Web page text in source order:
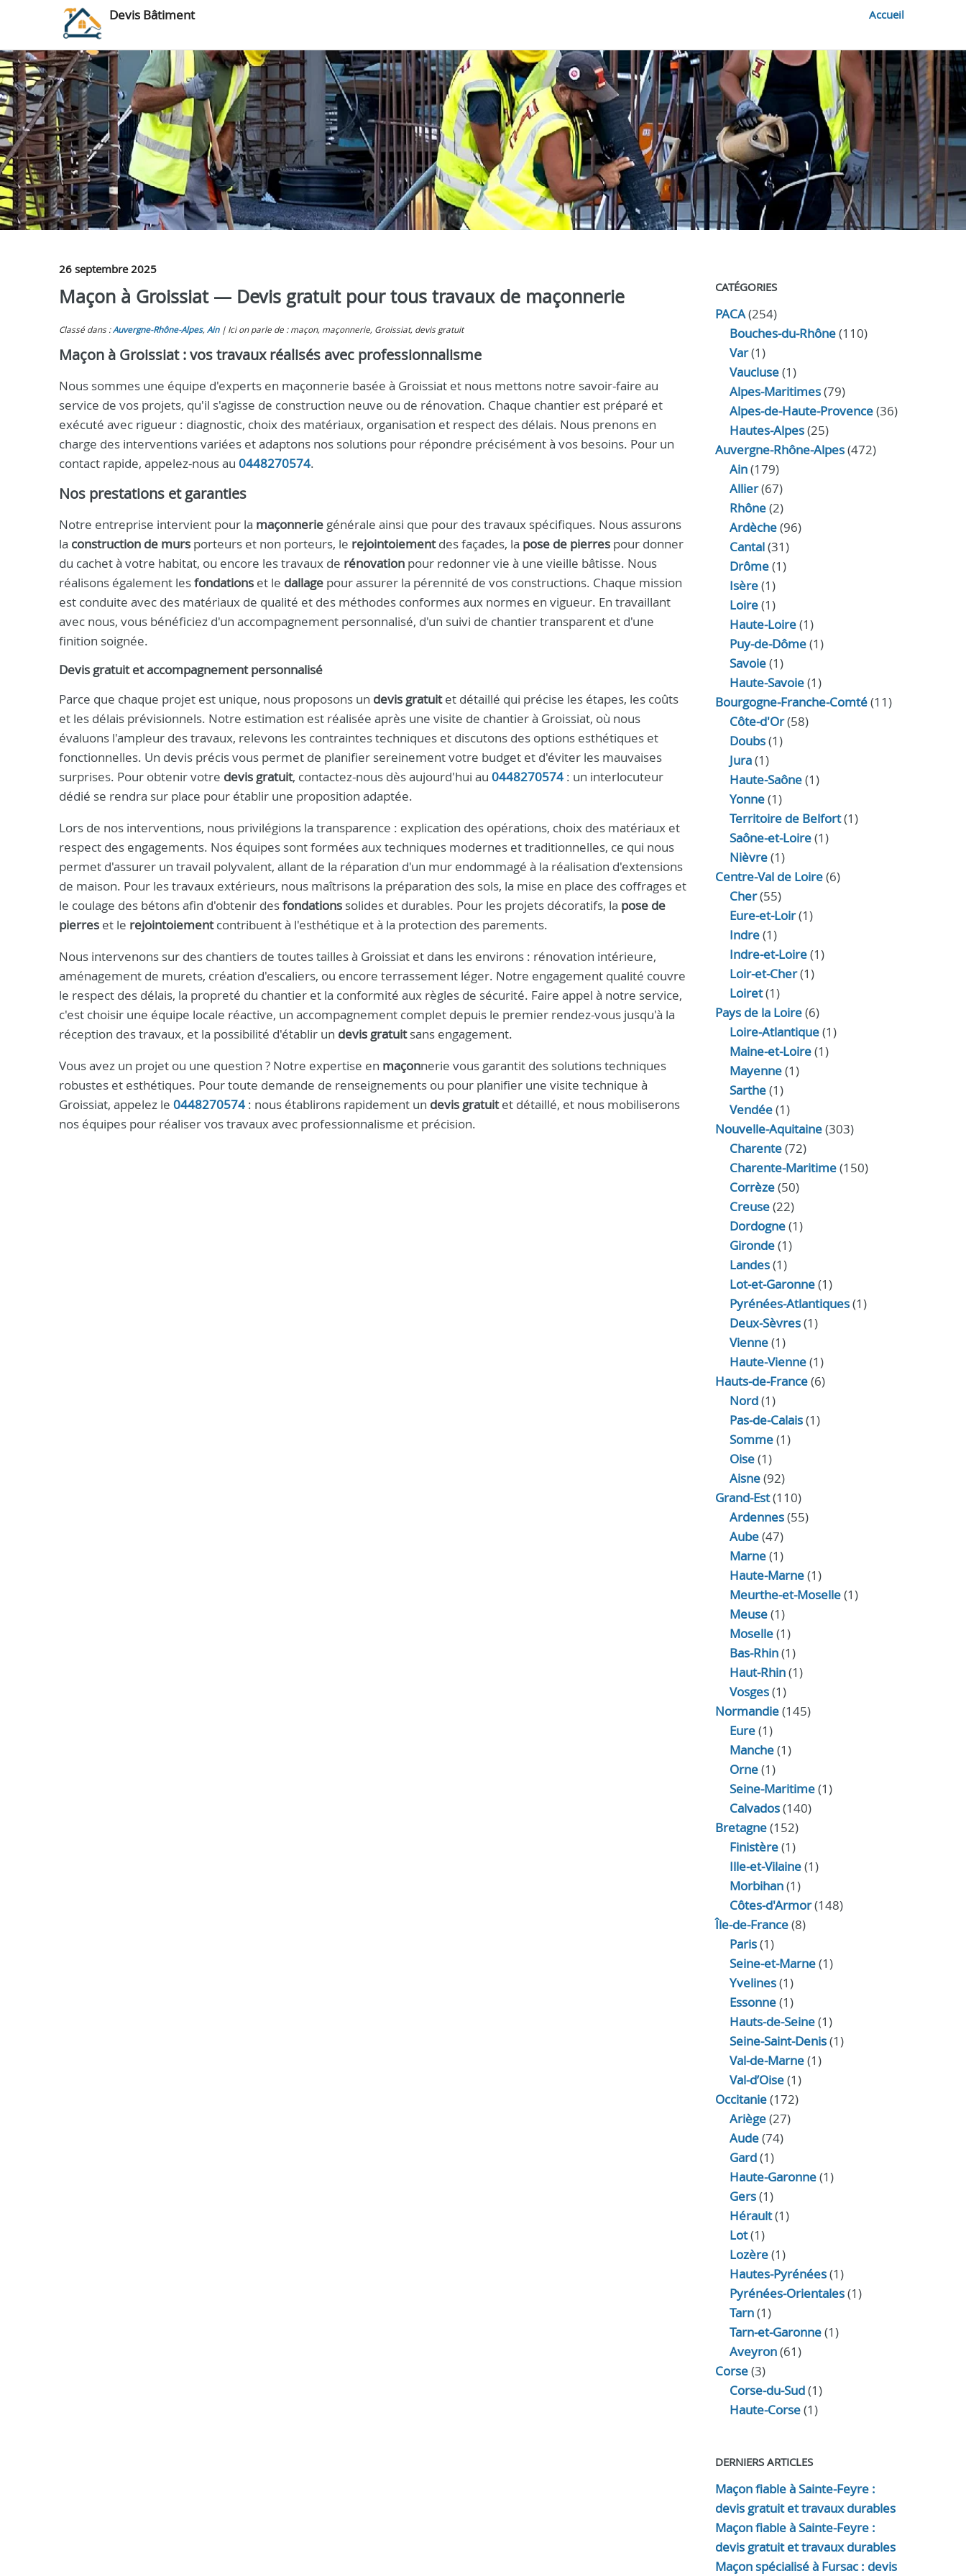
Devis Bâtiment Accueil
26 septembre 2025
Maçon à Groissiat — Devis gratuit pour tous travaux de maçonnerie
Classé dans :Auvergne-Rhône-Alpes, Ain Ici on parle de : maçon, maçonnerie, Groissiat, devis gratuit
Maçon à Groissiat : vos travaux réalisés avec professionnalisme
Nous sommes une équipe d'experts en maçonnerie basée à Groissiat et nous mettons notre savoir-faire au
service de vos projets, qu'il s'agisse de construction neuve ou de rénovation. Chaque chantier est préparé et
exécuté avec rigueur : diagnostic, choix des matériaux, organisation et respect des délais. Nous prenons en
charge des interventions variées et adaptons nos solutions pour répondre précisément à vos besoins. Pour un
contact rapide, appelez-nous au 0448270574.
Nos prestations et garanties
Notre entreprise intervient pour la maçonnerie générale ainsi que pour des travaux spécifiques. Nous assurons
la construction de murs porteurs et non porteurs, le rejointoiementdes façades, la pose de pierres pour donner
du cachet à votre habitat, ou encore les travaux de rénovation pour redonner vie à une vieille bâtisse. Nous
réalisons également lesfondations et le dallage pour assurer la pérennité de vos constructions. Chaque mission
est conduite avec des matériaux de qualité et des méthodes conformes aux normes en vigueur. En travaillant
avec nous, vous bénéficiez d'un accompagnement personnalisé, d'un suivi de chantier transparent et d'une
finition soignée.
Devis gratuit et accompagnement personnalisé
Parce que chaque projet est unique, nous proposons un devis gratuitet détaillé qui précise les étapes, les coûts
et les délais prévisionnels. Notre estimation est réalisée après une visite de chantier à Groissiat, où nous
évaluons l'ampleur des travaux, relevons les contraintes techniques et discutons des options esthétiques et
fonctionnelles. Un devis précis vous permet de planifier sereinement votre budget et d'éviter les mauvaises
surprises. Pour obtenir votre devis gratuit, contactez-nous dès aujourd'hui au 0448270574 : un interlocuteur
dédié se rendra sur place pour établir une proposition adaptée.
Lors de nos interventions, nous privilégions la transparence : explication des opérations, choix des matériaux et
respect des engagements. Nos équipes sont formées aux techniques modernes et traditionnelles, ce qui nous
permet d'assurer un travail polyvalent, allant de la réparation d'un mur endommagé à la réalisation d'extensions
de maison. Pour les travaux extérieurs, nous maîtrisons la préparation des sols, la mise en place des coffrages et
le coulage des bétons afin d'obtenir desfondations solides et durables. Pour les projets décoratifs, la pose de
pierres et le rejointoiementcontribuent à l'esthétique et à la protection des parements.
Nous intervenons sur des chantiers de toutes tailles à Groissiat et dans les environs : rénovation intérieure,
aménagement de murets, création d'escaliers, ou encore terrassement léger. Notre engagement qualité couvre
le respect des délais, la propreté du chantier et la conformité aux règles de sécurité. Faire appel à notre service,
c'est choisir une équipe locale réactive, un accompagnement complet depuis le premier rendez-vous jusqu'à la
réception des travaux, et la possibilité d'établir un devis gratuitsans engagement.
Vous avez un projet ou une question ? Notre expertise en maçonnerie vous garantit des solutions techniques
robustes et esthétiques. Pour toute demande de renseignements ou pour planifier une visite technique à
Groissiat, appelez le 0448270574 : nous établirons rapidement un devis gratuitet détaillé, et nous mobiliserons
nos équipes pour réaliser vos travaux avec professionnalisme et précision.
CATÉGORIES
PACA(254)
Bouches-du-Rhône(110)
Var(1)
Vaucluse(1)
Alpes-Maritimes(79)
Alpes-de-Haute-Provence(36)
Hautes-Alpes(25)
Auvergne-Rhône-Alpes(472)
Ain(179)
Allier(67)
Rhône(2)
Ardèche(96)
Cantal(31)
Drôme(1)
Isère(1)
Loire(1)
Haute-Loire(1)
Puy-de-Dôme(1)
Savoie(1)
Haute-Savoie(1)
Bourgogne-Franche-Comté(11)
Côte-d'Or(58)
Doubs(1)
Jura(1)
Haute‑Saône(1)
Yonne(1)
Territoire de Belfort(1)
Saône-et-Loire(1)
Nièvre(1)
Centre-Val de Loire(6)
Cher(55)
Eure‑et‑Loir(1)
Indre(1)
Indre‑et‑Loire(1)
Loir‑et‑Cher(1)
Loiret(1)
Pays de la Loire(6)
Loire-Atlantique(1)
Maine-et-Loire(1)
Mayenne(1)
Sarthe(1)
Vendée(1)
Nouvelle-Aquitaine(303)
Charente(72)
Charente-Maritime(150)
Corrèze(50)
Creuse(22)
Dordogne(1)
Gironde(1)
Landes(1)
Lot-et-Garonne(1)
Pyrénées-Atlantiques(1)
Deux-Sèvres(1)
Vienne(1)
Haute-Vienne(1)
Hauts-de-France(6)
Nord(1)
Pas-de-Calais(1)
Somme(1)
Oise(1)
Aisne(92)
Grand-Est(110)
Ardennes(55)
Aube(47)
Marne(1)
Haute-Marne(1)
Meurthe-et-Moselle(1)
Meuse(1)
Moselle(1)
Bas-Rhin(1)
Haut-Rhin(1)
Vosges(1)
Normandie(145)
Eure(1)
Manche(1)
Orne(1)
Seine-Maritime(1)
Calvados(140)
Bretagne(152)
Finistère(1)
Ille-et-Vilaine(1)
Morbihan(1)
Côtes-d'Armor(148)
Île-de-France(8)
Paris(1)
Seine-et-Marne(1)
Yvelines(1)
Essonne(1)
Hauts-de-Seine(1)
Seine-Saint-Denis(1)
Val-de-Marne(1)
Val-d’Oise(1)
Occitanie(172)
Ariège(27)
Aude(74)
Gard(1)
Haute-Garonne(1)
Gers(1)
Hérault(1)
Lot(1)
Lozère(1)
Hautes-Pyrénées(1)
Pyrénées-Orientales(1)
Tarn(1)
Tarn-et-Garonne(1)
Aveyron(61)
Corse(3)
Corse-du-Sud(1)
Haute-Corse(1)
DERNIERS ARTICLES
Maçon fiable à Sainte-Feyre :
devis gratuit et travaux durables
Maçon fiable à Sainte-Feyre :
devis gratuit et travaux durables
Maçon spécialisé à Fursac : devis